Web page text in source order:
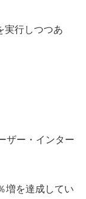
実行しつつあ
ザー・インター
増を達成してい